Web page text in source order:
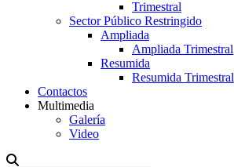
Trimestral
Sector Público Restringido
Ampliada
Ampliada Trimestral
Resumida
Resumida Trimestral
Contactos
Multimedia
Galería
Video